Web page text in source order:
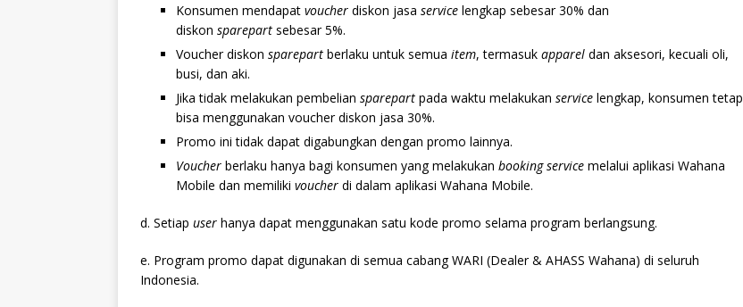
Konsumen mendapat voucher diskon jasa service lengkap sebesar 30% dan
diskon sparepart sebesar 5%.
Voucher diskon sparepart berlaku untuk semua item, termasuk apparel dan aksesori, kecuali oli,
busi, dan aki.
Jika tidak melakukan pembelian sparepart pada waktu melakukan service lengkap, konsumen tetap
bisa menggunakan voucher diskon jasa 30%.
Promo ini tidak dapat digabungkan dengan promo lainnya.
Voucher berlaku hanya bagi konsumen yang melakukan booking service melalui aplikasi Wahana
Mobile dan memiliki voucher di dalam aplikasi Wahana Mobile.
d. Setiap user hanya dapat menggunakan satu kode promo selama program berlangsung.
e. Program promo dapat digunakan di semua cabang WARI (Dealer & AHASS Wahana) di seluruh
Indonesia.